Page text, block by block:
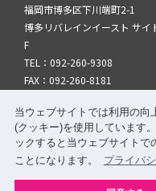
当ウェブサイトでは利用の向
(クッキー)を使用しています
ックすると当ウェブサイトで
ことになります。
プライバ
福岡市博多区下川端町2-1
博多リバレインイースト サイ
F
TEL：092-260-9308
FAX：092-260-8181
このサイトについて